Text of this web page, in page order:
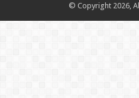
© Copyright 2026,